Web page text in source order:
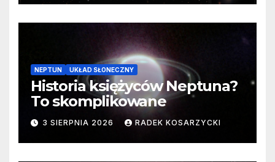
NEPTUN UKŁAD SŁONECZNY
Historia księżyców Neptuna?
To skomplikowane
3 SIERPNIA 2026 RADEK KOSARZYCKI